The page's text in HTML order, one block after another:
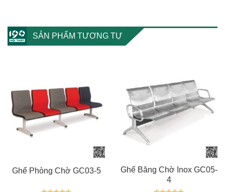
SẢN PHẨM TƯƠNG TỰ
Ghế Phòng Chờ GC03-5
Ghế Băng Chờ Inox GC05-
4